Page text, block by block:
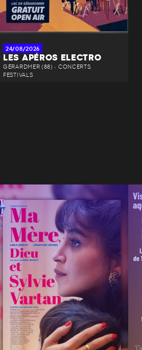
24/08/2026
LES APÉROS ELECTRO
GÉRARDMER (88) • CONCERTS,
FESTIVALS